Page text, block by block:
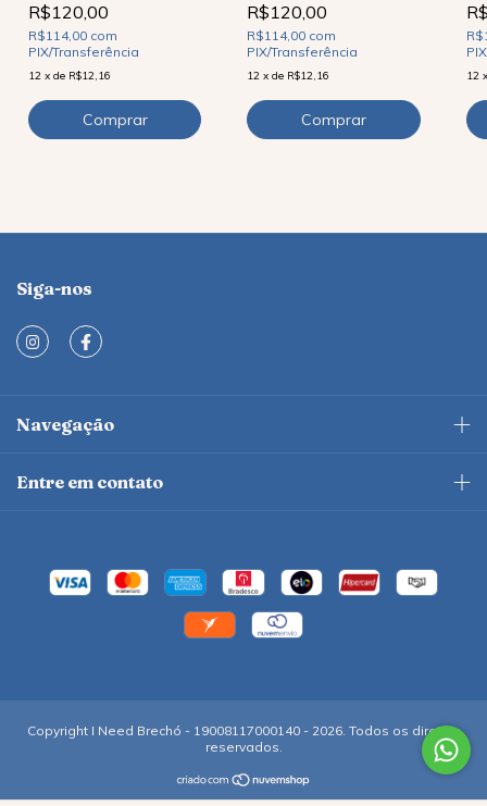
R$120,00
R$114,00 com
PIX/Transferência
12 x de R$12,16
R$120,00
R$114,00 com
PIX/Transferência
12 xde R$12,16 12
Siga-nos
Navegação
Entre em contato
Copyright I Need Brechó - 19008117000140 - 2026. Todos os direitos
reservados.